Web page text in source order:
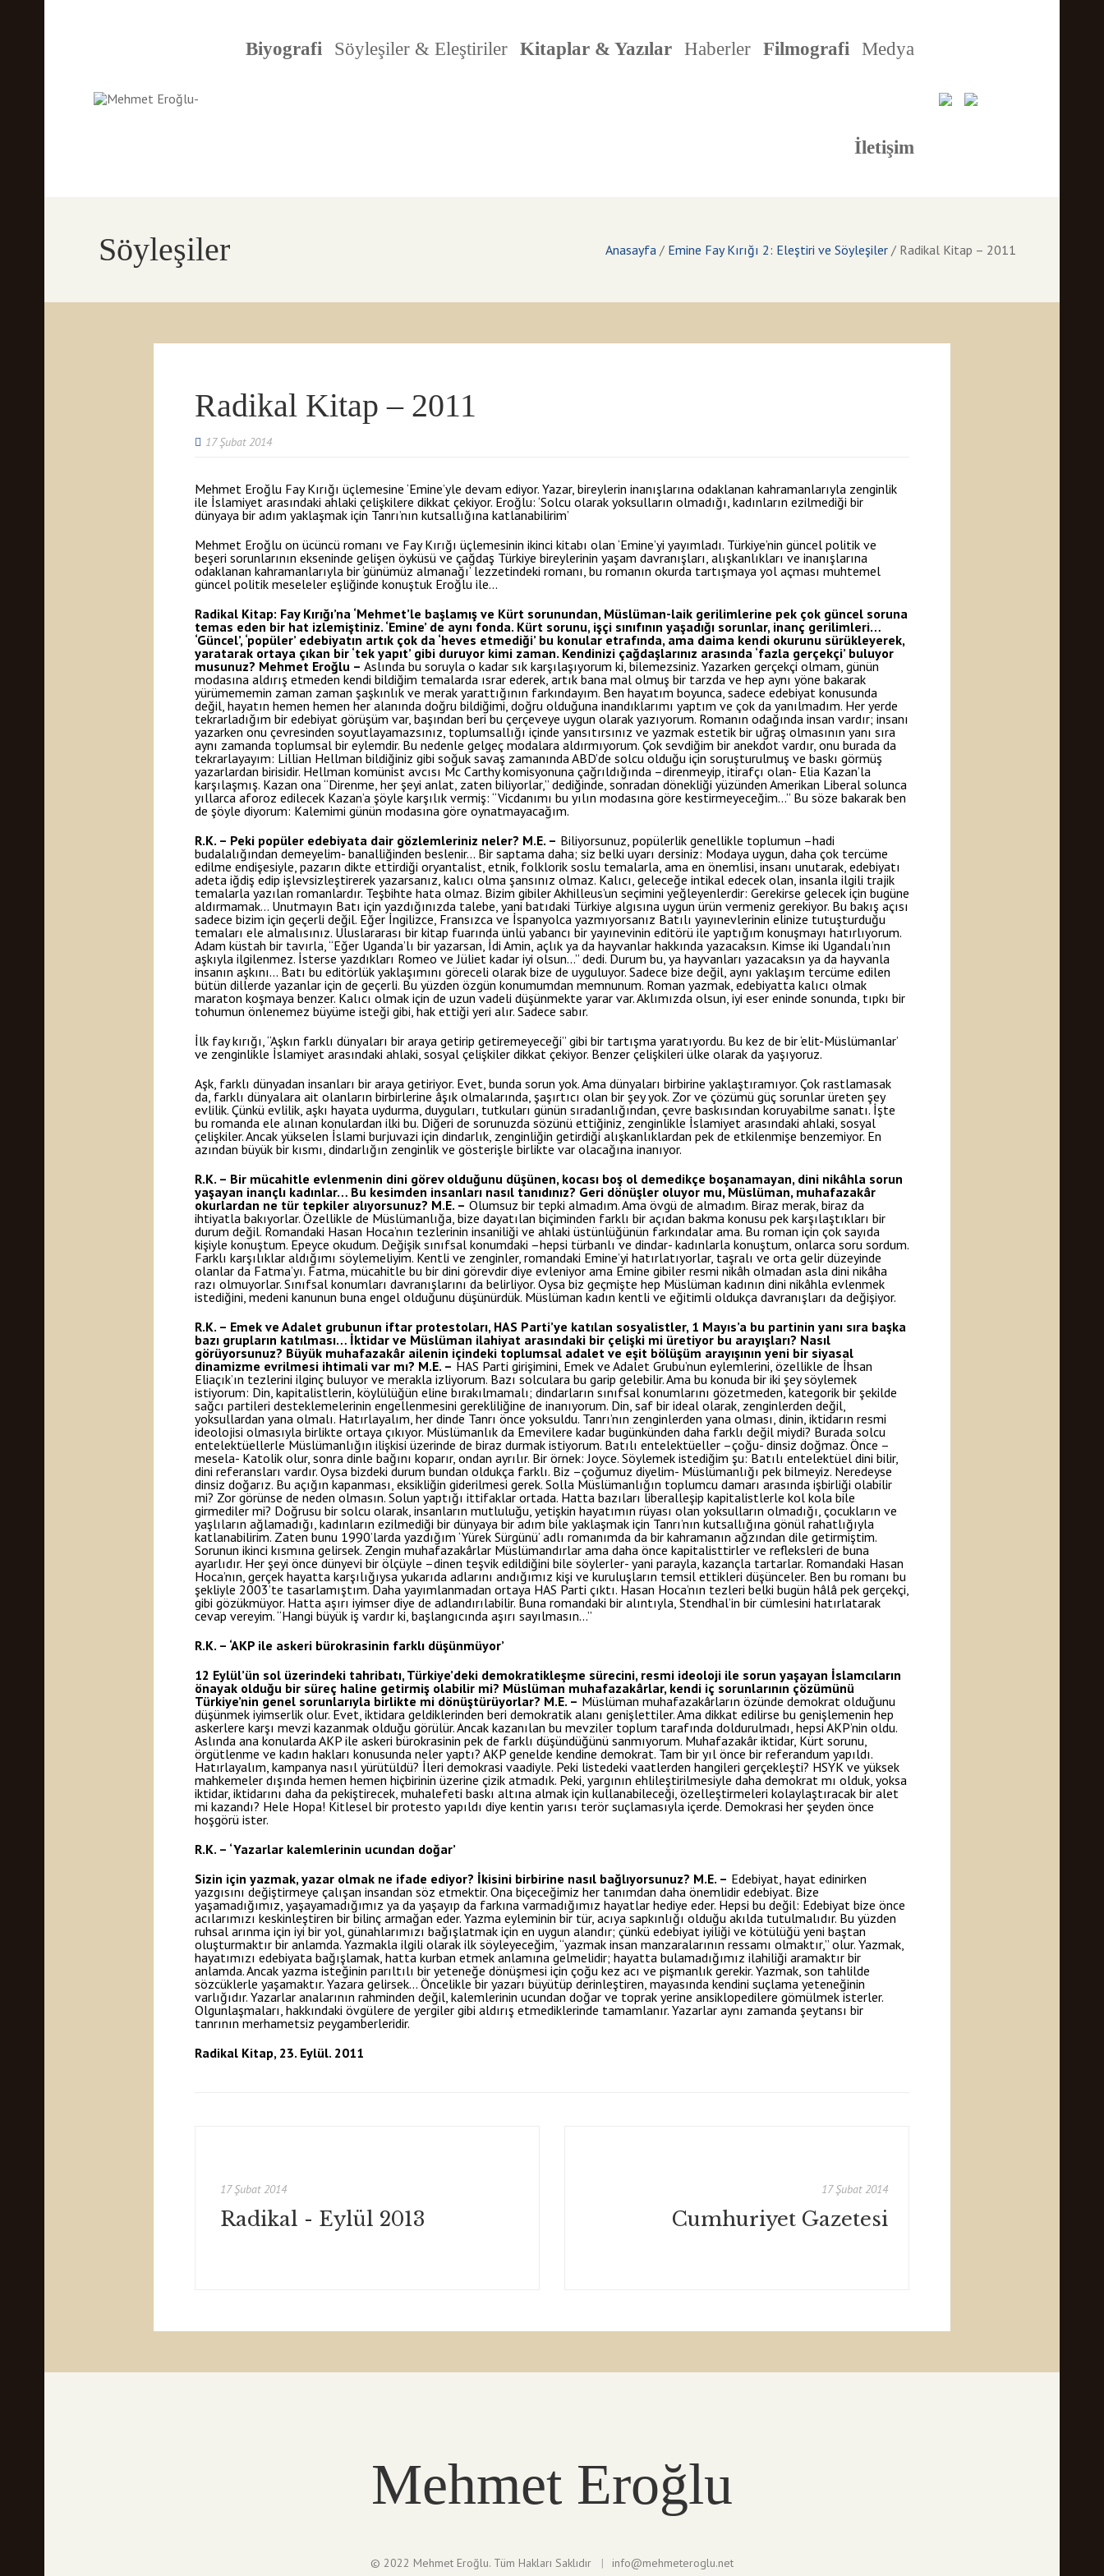
Biyografi Söyleşiler & Eleştiriler Kitaplar & Yazılar Haberler Filmografi Medya
İletişim
Söyleşiler Anasayfa / Emine Fay Kırığı 2: Eleştiri ve Söyleşiler / Radikal Kitap – 2011
Radikal Kitap – 2011
17 Şubat 2014
Mehmet Eroğlu Fay Kırığı üçlemesine ‘Emine’yle devam ediyor. Yazar, bireylerin inanışlarına odaklanan kahramanlarıyla zenginlik
ile İslamiyet arasındaki ahlaki çelişkilere dikkat çekiyor. Eroğlu: ‘Solcu olarak yoksulların olmadığı, kadınların ezilmediği bir
dünyaya bir adım yaklaşmak için Tanrı’nın kutsallığına katlanabilirim’
Mehmet Eroğlu on ücüncü romanı ve Fay Kırığı üçlemesinin ikinci kitabı olan ‘Emine’yi yayımladı. Türkiye’nin güncel politik ve
beşeri sorunlarının ekseninde gelişen öyküsü ve çağdaş Türkiye bireylerinin yaşam davranışları, alışkanlıkları ve inanışlarına
odaklanan kahramanlarıyla bir ‘günümüz almanağı’ lezzetindeki romanı, bu romanın okurda tartışmaya yol açması muhtemel
güncel politik meseleler eşliğinde konuştuk Eroğlu ile…
Radikal Kitap: Fay Kırığı’na ‘Mehmet’le başlamış ve Kürt sorunundan, Müslüman-laik gerilimlerine pek çok güncel soruna
temas eden bir hat izlemiştiniz. ‘Emine’ de aynı fonda. Kürt sorunu, işçi sınıfının yaşadığı sorunlar, inanç gerilimleri…
‘Güncel’, ‘popüler’ edebiyatın artık çok da ‘heves etmediği’ bu konular etrafında, ama daima kendi okurunu sürükleyerek,
yaratarak ortaya çıkan bir ‘tek yapıt’ gibi duruyor kimi zaman. Kendinizi çağdaşlarınız arasında ‘fazla gerçekçi’ buluyor
musunuz? Mehmet Eroğlu – Aslında bu soruyla o kadar sık karşılaşıyorum ki, bilemezsiniz. Yazarken gerçekçi olmam, günün
modasına aldırış etmeden kendi bildiğim temalarda ısrar ederek, artık bana mal olmuş bir tarzda ve hep aynı yöne bakarak
yürümememin zaman zaman şaşkınlık ve merak yarattığının farkındayım. Ben hayatım boyunca, sadece edebiyat konusunda
değil, hayatın hemen hemen her alanında doğru bildiğimi, doğru olduğuna inandıklarımı yaptım ve çok da yanılmadım. Her yerde
tekrarladığım bir edebiyat görüşüm var, başından beri bu çerçeveye uygun olarak yazıyorum. Romanın odağında insan vardır; insanı
yazarken onu çevresinden soyutlayamazsınız, toplumsallığı içinde yansıtırsınız ve yazmak estetik bir uğraş olmasının yanı sıra
aynı zamanda toplumsal bir eylemdir. Bu nedenle gelgeç modalara aldırmıyorum. Çok sevdiğim bir anekdot vardır, onu burada da
tekrarlayayım: Lillian Hellman bildiğiniz gibi soğuk savaş zamanında ABD’de solcu olduğu için soruşturulmuş ve baskı görmüş
yazarlardan birisidir. Hellman komünist avcısı Mc Carthy komisyonuna çağrıldığında –direnmeyip, itirafçı olan- Elia Kazan’la
karşılaşmış. Kazan ona “Direnme, her şeyi anlat, zaten biliyorlar,” dediğinde, sonradan dönekliği yüzünden Amerikan Liberal solunca
yıllarca aforoz edilecek Kazan’a şöyle karşılık vermiş: “Vicdanımı bu yılın modasına göre kestirmeyeceğim…” Bu söze bakarak ben
de şöyle diyorum: Kalemimi günün modasına göre oynatmayacağım.
R.K. – Peki popüler edebiyata dair gözlemleriniz neler? M.E. – Biliyorsunuz, popülerlik genellikle toplumun –hadi
budalalığından demeyelim- banalliğinden beslenir… Bir saptama daha; siz belki uyarı dersiniz: Modaya uygun, daha çok tercüme
edilme endişesiyle, pazarın dikte ettirdiği oryantalist, etnik, folklorik soslu temalarla, ama en önemlisi, insanı unutarak, edebiyatı
adeta iğdiş edip işlevsizleştirerek yazarsanız, kalıcı olma şansınız olmaz. Kalıcı, geleceğe intikal edecek olan, insanla ilgili trajik
temalarla yazılan romanlardır. Teşbihte hata olmaz. Bizim gibiler Akhilleus’un seçimini yeğleyenlerdir: Gerekirse gelecek için bugüne
aldırmamak… Unutmayın Batı için yazdığınızda talebe, yani batıdaki Türkiye algısına uygun ürün vermeniz gerekiyor. Bu bakış açısı
sadece bizim için geçerli değil. Eğer İngilizce, Fransızca ve İspanyolca yazmıyorsanız Batılı yayınevlerinin elinize tutuşturduğu
temaları ele almalısınız. Uluslararası bir kitap fuarında ünlü yabancı bir yayınevinin editörü ile yaptığım konuşmayı hatırlıyorum.
Adam küstah bir tavırla, “Eğer Uganda’lı bir yazarsan, İdi Amin, açlık ya da hayvanlar hakkında yazacaksın. Kimse iki Ugandalı’nın
aşkıyla ilgilenmez. İsterse yazdıkları Romeo ve Jüliet kadar iyi olsun…” dedi. Durum bu, ya hayvanları yazacaksın ya da hayvanla
insanın aşkını… Batı bu editörlük yaklaşımını göreceli olarak bize de uyguluyor. Sadece bize değil, aynı yaklaşım tercüme edilen
bütün dillerde yazanlar için de geçerli. Bu yüzden özgün konumumdan memnunum. Roman yazmak, edebiyatta kalıcı olmak
maraton koşmaya benzer. Kalıcı olmak için de uzun vadeli düşünmekte yarar var. Aklımızda olsun, iyi eser eninde sonunda, tıpkı bir
tohumun önlenemez büyüme isteği gibi, hak ettiği yeri alır. Sadece sabır.
İlk fay kırığı, “Aşkın farklı dünyaları bir araya getirip getiremeyeceği” gibi bir tartışma yaratıyordu. Bu kez de bir ‘elit-Müslümanlar’
ve zenginlikle İslamiyet arasındaki ahlaki, sosyal çelişkiler dikkat çekiyor. Benzer çelişkileri ülke olarak da yaşıyoruz.
Aşk, farklı dünyadan insanları bir araya getiriyor. Evet, bunda sorun yok. Ama dünyaları birbirine yaklaştıramıyor. Çok rastlamasak
da, farklı dünyalara ait olanların birbirlerine âşık olmalarında, şaşırtıcı olan bir şey yok. Zor ve çözümü güç sorunlar üreten şey
evlilik. Çünkü evlilik, aşkı hayata uydurma, duyguları, tutkuları günün sıradanlığından, çevre baskısından koruyabilme sanatı. İşte
bu romanda ele alınan konulardan ilki bu. Diğeri de sorunuzda sözünü ettiğiniz, zenginlikle İslamiyet arasındaki ahlaki, sosyal
çelişkiler. Ancak yükselen İslami burjuvazi için dindarlık, zenginliğin getirdiği alışkanlıklardan pek de etkilenmişe benzemiyor. En
azından büyük bir kısmı, dindarlığın zenginlik ve gösterişle birlikte var olacağına inanıyor.
R.K. – Bir mücahitle evlenmenin dini görev olduğunu düşünen, kocası boş ol demedikçe boşanamayan, dini nikâhla sorun
yaşayan inançlı kadınlar… Bu kesimden insanları nasıl tanıdınız? Geri dönüşler oluyor mu, Müslüman, muhafazakâr
okurlardan ne tür tepkiler alıyorsunuz? M.E. – Olumsuz bir tepki almadım. Ama övgü de almadım. Biraz merak, biraz da
ihtiyatla bakıyorlar. Özellikle de Müslümanlığa, bize dayatılan biçiminden farklı bir açıdan bakma konusu pek karşılaştıkları bir
durum değil. Romandaki Hasan Hoca’nın tezlerinin insaniliği ve ahlaki üstünlüğünün farkındalar ama. Bu roman için çok sayıda
kişiyle konuştum. Epeyce okudum. Değişik sınıfsal konumdaki –hepsi türbanlı ve dindar- kadınlarla konuştum, onlarca soru sordum.
Farklı karşılıklar aldığımı söylemeliyim. Kentli ve zenginler, romandaki Emine’yi hatırlatıyorlar, taşralı ve orta gelir düzeyinde
olanlar da Fatma’yı. Fatma, mücahitle bu bir dini görevdir diye evleniyor ama Emine gibiler resmi nikâh olmadan asla dini nikâha
razı olmuyorlar. Sınıfsal konumları davranışlarını da belirliyor. Oysa biz geçmişte hep Müslüman kadının dini nikâhla evlenmek
istediğini, medeni kanunun buna engel olduğunu düşünürdük. Müslüman kadın kentli ve eğitimli oldukça davranışları da değişiyor.
R.K. – Emek ve Adalet grubunun iftar protestoları, HAS Parti’ye katılan sosyalistler, 1 Mayıs’a bu partinin yanı sıra başka
bazı grupların katılması… İktidar ve Müslüman ilahiyat arasındaki bir çelişki mi üretiyor bu arayışları? Nasıl
görüyorsunuz? Büyük muhafazakâr ailenin içindeki toplumsal adalet ve eşit bölüşüm arayışının yeni bir siyasal
dinamizme evrilmesi ihtimali var mı? M.E. – HAS Parti girişimini, Emek ve Adalet Grubu’nun eylemlerini, özellikle de İhsan
Eliaçık’ın tezlerini ilginç buluyor ve merakla izliyorum. Bazı solculara bu garip gelebilir. Ama bu konuda bir iki şey söylemek
istiyorum: Din, kapitalistlerin, köylülüğün eline bırakılmamalı; dindarların sınıfsal konumlarını gözetmeden, kategorik bir şekilde
sağcı partileri desteklemelerinin engellenmesini gerekliliğine de inanıyorum. Din, saf bir ideal olarak, zenginlerden değil,
yoksullardan yana olmalı. Hatırlayalım, her dinde Tanrı önce yoksuldu. Tanrı’nın zenginlerden yana olması, dinin, iktidarın resmi
ideolojisi olmasıyla birlikte ortaya çıkıyor. Müslümanlık da Emevilere kadar bugünkünden daha farklı değil miydi? Burada solcu
entelektüellerle Müslümanlığın ilişkisi üzerinde de biraz durmak istiyorum. Batılı entelektüeller –çoğu- dinsiz doğmaz. Önce –
mesela- Katolik olur, sonra dinle bağını koparır, ondan ayrılır. Bir örnek: Joyce. Söylemek istediğim şu: Batılı entelektüel dini bilir,
dini referansları vardır. Oysa bizdeki durum bundan oldukça farklı. Biz –çoğumuz diyelim- Müslümanlığı pek bilmeyiz. Neredeyse
dinsiz doğarız. Bu açığın kapanması, eksikliğin giderilmesi gerek. Solla Müslümanlığın toplumcu damarı arasında işbirliği olabilir
mi? Zor görünse de neden olmasın. Solun yaptığı ittifaklar ortada. Hatta bazıları liberalleşip kapitalistlerle kol kola bile
girmediler mi? Doğrusu bir solcu olarak, insanların mutluluğu, yetişkin hayatımın rüyası olan yoksulların olmadığı, çocukların ve
yaşlıların ağlamadığı, kadınların ezilmediği bir dünyaya bir adım bile yaklaşmak için Tanrı’nın kutsallığına gönül rahatlığıyla
katlanabilirim. Zaten bunu 1990’larda yazdığım ‘Yürek Sürgünü’ adlı romanımda da bir kahramanın ağzından dile getirmiştim.
Sorunun ikinci kısmına gelirsek. Zengin muhafazakârlar Müslümandırlar ama daha önce kapitalisttirler ve refleksleri de buna
ayarlıdır. Her şeyi önce dünyevi bir ölçüyle –dinen teşvik edildiğini bile söylerler- yani parayla, kazançla tartarlar. Romandaki Hasan
Hoca’nın, gerçek hayatta karşılığıysa yukarıda adlarını andığımız kişi ve kuruluşların temsil ettikleri düşünceler. Ben bu romanı bu
şekliyle 2003’te tasarlamıştım. Daha yayımlanmadan ortaya HAS Parti çıktı. Hasan Hoca’nın tezleri belki bugün hâlâ pek gerçekçi,
gibi gözükmüyor. Hatta aşırı iyimser diye de adlandırılabilir. Buna romandaki bir alıntıyla, Stendhal’in bir cümlesini hatırlatarak
cevap vereyim. “Hangi büyük iş vardır ki, başlangıcında aşırı sayılmasın…”
R.K. – ‘AKP ile askeri bürokrasinin farklı düşünmüyor’
12 Eylül’ün sol üzerindeki tahribatı, Türkiye’deki demokratikleşme sürecini, resmi ideoloji ile sorun yaşayan İslamcıların
önayak olduğu bir süreç haline getirmiş olabilir mi? Müslüman muhafazakârlar, kendi iç sorunlarının çözümünü
Türkiye’nin genel sorunlarıyla birlikte mi dönüştürüyorlar? M.E. – Müslüman muhafazakârların özünde demokrat olduğunu
düşünmek iyimserlik olur. Evet, iktidara geldiklerinden beri demokratik alanı genişlettiler. Ama dikkat edilirse bu genişlemenin hep
askerlere karşı mevzi kazanmak olduğu görülür. Ancak kazanılan bu mevziler toplum tarafında doldurulmadı, hepsi AKP’nin oldu.
Aslında ana konularda AKP ile askeri bürokrasinin pek de farklı düşündüğünü sanmıyorum. Muhafazakâr iktidar, Kürt sorunu,
örgütlenme ve kadın hakları konusunda neler yaptı? AKP genelde kendine demokrat. Tam bir yıl önce bir referandum yapıldı.
Hatırlayalım, kampanya nasıl yürütüldü? İleri demokrasi vaadiyle. Peki listedeki vaatlerden hangileri gerçekleşti? HSYK ve yüksek
mahkemeler dışında hemen hemen hiçbirinin üzerine çizik atmadık. Peki, yargının ehlileştirilmesiyle daha demokrat mı olduk, yoksa
iktidar, iktidarını daha da pekiştirecek, muhalefeti baskı altına almak için kullanabileceği, özelleştirmeleri kolaylaştıracak bir alet
mi kazandı? Hele Hopa! Kitlesel bir protesto yapıldı diye kentin yarısı terör suçlamasıyla içerde. Demokrasi her şeyden önce
hoşgörü ister.
R.K. – ‘Yazarlar kalemlerinin ucundan doğar’
Sizin için yazmak, yazar olmak ne ifade ediyor? İkisini birbirine nasıl bağlıyorsunuz? M.E. – Edebiyat, hayat edinirken
yazgısını değiştirmeye çalışan insandan söz etmektir. Ona biçeceğimiz her tanımdan daha önemlidir edebiyat. Bize
yaşamadığımız, yaşayamadığımız ya da yaşayıp da farkına varmadığımız hayatlar hediye eder. Hepsi bu değil: Edebiyat bize önce
acılarımızı keskinleştiren bir bilinç armağan eder. Yazma eyleminin bir tür, acıya sapkınlığı olduğu akılda tutulmalıdır. Bu yüzden
ruhsal arınma için iyi bir yol, günahlarımızı bağışlatmak için en uygun alandır; çünkü edebiyat iyiliği ve kötülüğü yeni baştan
oluşturmaktır bir anlamda. Yazmakla ilgili olarak ilk söyleyeceğim, “yazmak insan manzaralarının ressamı olmaktır,” olur. Yazmak,
hayatımızı edebiyata bağışlamak, hatta kurban etmek anlamına gelmelidir; hayatta bulamadığımız ilahiliği aramaktır bir
anlamda. Ancak yazma isteğinin parıltılı bir yeteneğe dönüşmesi için çoğu kez acı ve pişmanlık gerekir. Yazmak, son tahlilde
sözcüklerle yaşamaktır. Yazara gelirsek… Öncelikle bir yazarı büyütüp derinleştiren, mayasında kendini suçlama yeteneğinin
varlığıdır. Yazarlar analarının rahminden değil, kalemlerinin ucundan doğar ve toprak yerine ansiklopedilere gömülmek isterler.
Olgunlaşmaları, hakkındaki övgülere de yergiler gibi aldırış etmediklerinde tamamlanır. Yazarlar aynı zamanda şeytansı bir
tanrının merhametsiz peygamberleridir.
Radikal Kitap, 23. Eylül. 2011
17 Şubat 2014
Radikal - Eylül 2013
17 Şubat 2014
Cumhuriyet Gazetesi
Mehmet Eroğlu
© 2022 Mehmet Eroğlu. Tüm Hakları Saklıdır info@mehmeteroglu.net